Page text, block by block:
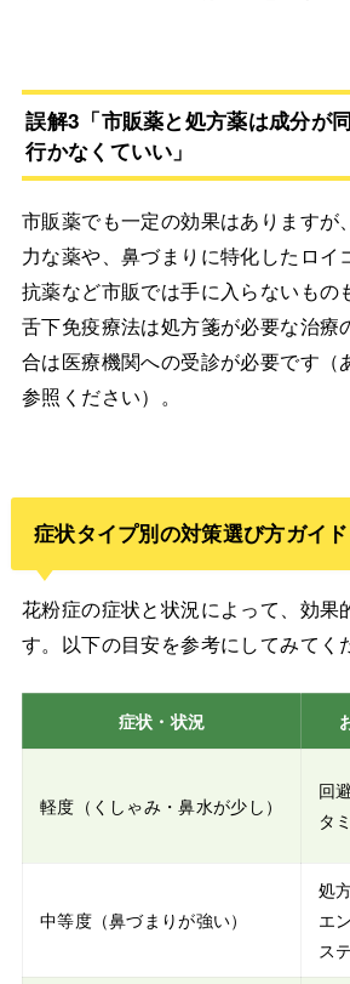
誤解3「市販薬と処方薬は成分が
行かなくていい」
市販薬でも一定の効果はありますが
力な薬や、鼻づまりに特化したロイ
抗薬など市販では手に入らないもの
舌下免疫療法は処方箋が必要な治療
合は医療機関への受診が必要です（
参照ください）。
症状タイプ別の対策選び方ガイド
花粉症の症状と状況によって、効果
す。以下の目安を参考にしてみてく
症状・状況
軽度（くしゃみ・鼻水が少し）
回
タ
中等度（鼻づまりが強い）
処
エ
ス